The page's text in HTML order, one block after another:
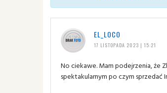
EL_LOCO
17 LISTOPADA 2023 | 15:21
No ciekawe. Mam podejrzenia, że
spektakularnym po czym sprzedać